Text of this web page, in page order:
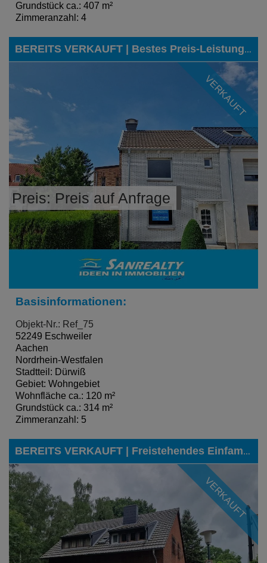
Grundstück ca.: 407 m²
Zimmeranzahl: 4
BEREITS VERKAUFT | Bestes Preis-Leistungs-Verhältnis in Dürwiß gesucht? Eine wirklich tolle Alternative zu einem kostspieligen Neubauprojekt!
VERKAUFT
Basisinformationen:
Objekt-Nr.: Ref_75
52249 Eschweiler
Aachen
Nordrhein-Westfalen
Stadtteil: Dürwiß
Gebiet: Wohngebiet
Preis: Preis auf Anfrage
Wohnfläche ca.: 120 m²
Grundstück ca.: 314 m²
Zimmeranzahl: 5
BEREITS VERKAUFT | Freistehendes Einfamilienhaus am Ende einer Sackgasse, angrenzend an ein Waldstück, in Eschweiler-Pumpe-Stich
VERKAUFT